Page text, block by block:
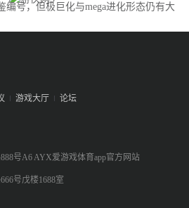
编号，但极巨化与mega进化形态仍有大
游戏大厅 论坛
号A6 AYX爱游戏体育app官方网站
号戊楼1688室